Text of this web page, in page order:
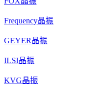
Frequency晶振
GEYER晶振
ILSI晶振
KVG晶振